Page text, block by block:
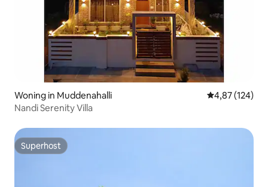
Woning in Muddenahalli Gemiddelde
4,87 (124)
Nandi Serenity Villa
Superhost
Superhost